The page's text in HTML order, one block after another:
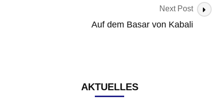
Next Post
Auf dem Basar von Kabali
AKTUELLES